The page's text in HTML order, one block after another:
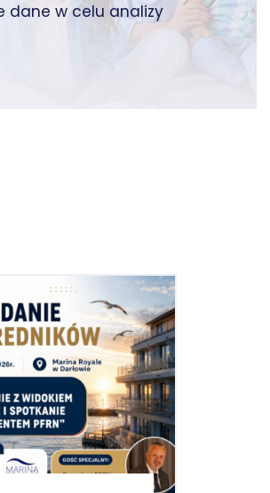
dane w celu analizy